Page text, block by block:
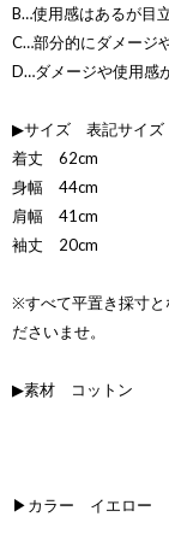
B…使用感はあるが目
C…部分的にダメージ
D…ダメージや使用感
▶サイズ 表記サイ
着丈 62cm
身幅 44cm
肩幅 41cm
袖丈 20cm
※すべて平置き採寸と
ださいませ。
▶素材 コットン
▶カラー イエロー